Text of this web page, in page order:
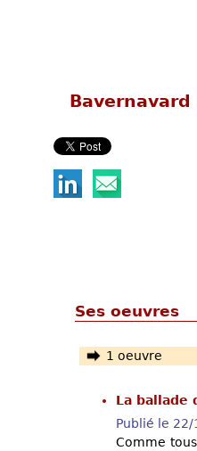
Bavernavard
Ses oeuvres
1 oeuvre
La ballade
Publié le
Comme